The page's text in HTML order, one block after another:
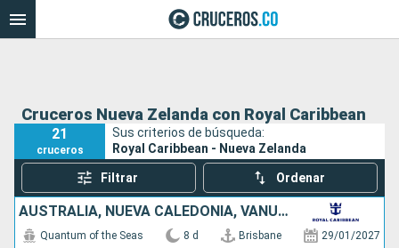
Cruceros Nueva Zelanda con Royal Caribbean
21
cruceros
Sus criterios de búsqueda:
Royal Caribbean - Nueva Zelanda
Filtrar Ordenar
AUSTRALIA, NUEVA CALEDONIA, VANUATU
Quantum of the Seas 8 d Brisbane 29/01/2027